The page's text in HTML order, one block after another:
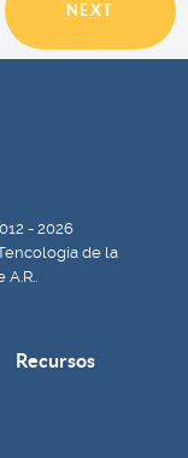
NEXT
- 2026
de la
Recursos